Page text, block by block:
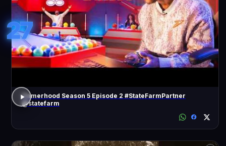
27
Gamerhood Season 5 Episode 2 #StateFarmPartner
@statefarm